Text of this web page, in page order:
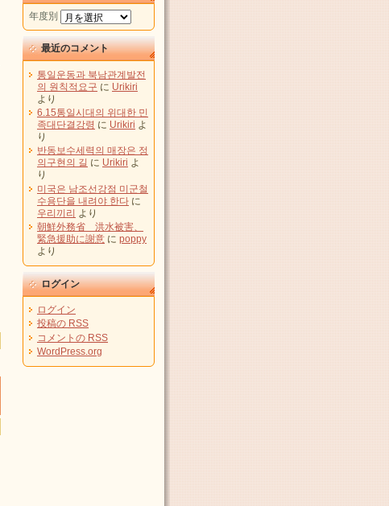
年度別
最近のコメント
통일운동과 북남관계발전
의 원칙적요구 に Urikiri
より
6.15통일시대의 위대한 민
족대단결강령 に Urikiri よ
り
반동보수세력의 매장은 정
의구현의 길 に Urikiri よ
り
미국은 남조선강점 미군철
수용단을 내려야 한다 に
우리끼리 より
朝鮮外務省 洪水被害、
緊急援助に謝意 に poppy
より
ログイン
ログイン
投稿の RSS
コメントの RSS
WordPress.org